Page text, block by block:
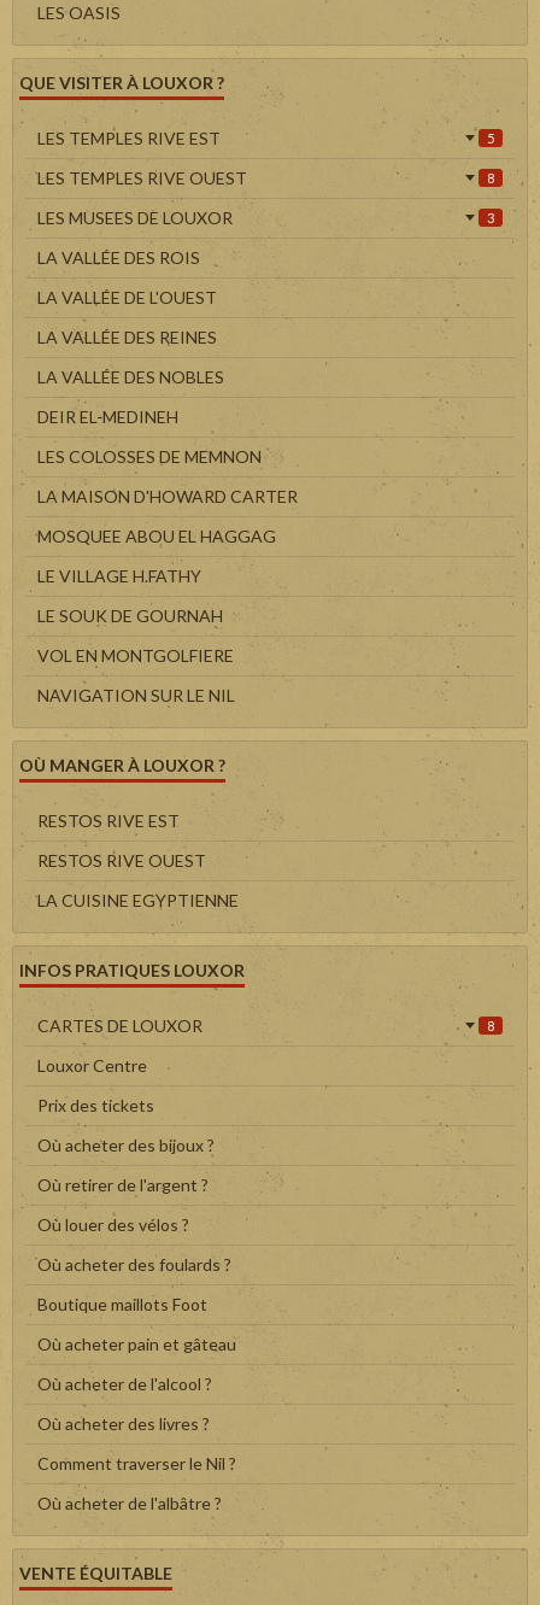
LES OASIS
QUE VISITER À LOUXOR ?
LES TEMPLES RIVE EST 5
LES TEMPLES RIVE OUEST 8
LES MUSEES DE LOUXOR 3
LA VALLÉE DES ROIS
LA VALLÉE DE L'OUEST
LA VALLÉE DES REINES
LA VALLÉE DES NOBLES
DEIR EL-MEDINEH
LES COLOSSES DE MEMNON
LA MAISON D'HOWARD CARTER
MOSQUEE ABOU EL HAGGAG
LE VILLAGE H.FATHY
LE SOUK DE GOURNAH
VOL EN MONTGOLFIERE
NAVIGATION SUR LE NIL
OÙ MANGER À LOUXOR ?
RESTOS RIVE EST
RESTOS RIVE OUEST
LA CUISINE EGYPTIENNE
INFOS PRATIQUES LOUXOR
CARTES DE LOUXOR 8
Louxor Centre
Prix des tickets
Où acheter des bijoux ?
Où retirer de l'argent ?
Où louer des vélos ?
Où acheter des foulards ?
Boutique maillots Foot
Où acheter pain et gâteau
Où acheter de l'alcool ?
Où acheter des livres ?
Comment traverser le Nil ?
Où acheter de l'albâtre ?
VENTE ÉQUITABLE